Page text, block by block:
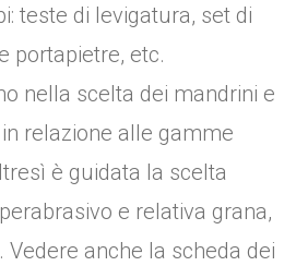
teste di levigatura, set di
portapietre, etc.
nella scelta dei mandrini e
relazione alle gamme
è guidata la scelta
e relativa grana,
anche la scheda dei